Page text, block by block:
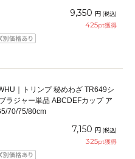
9,350 円 (税込)
425pt獲得
｜トリンプ 秘めわざ TR649シ
ラジャー単品 ABCDEFカップ ア
70/75/80cm
7,150 円 (税込)
325pt獲得